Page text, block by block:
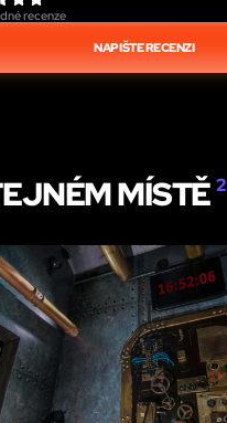
recenze
NAPIŠTE RECENZI
MÍSTĚ2